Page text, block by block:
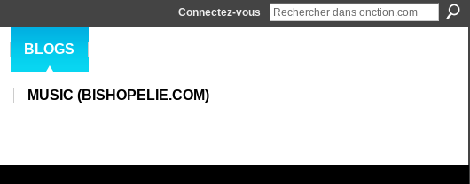
Connectez-vous
BLOGS
MUSIC (BISHOPELIE.COM)